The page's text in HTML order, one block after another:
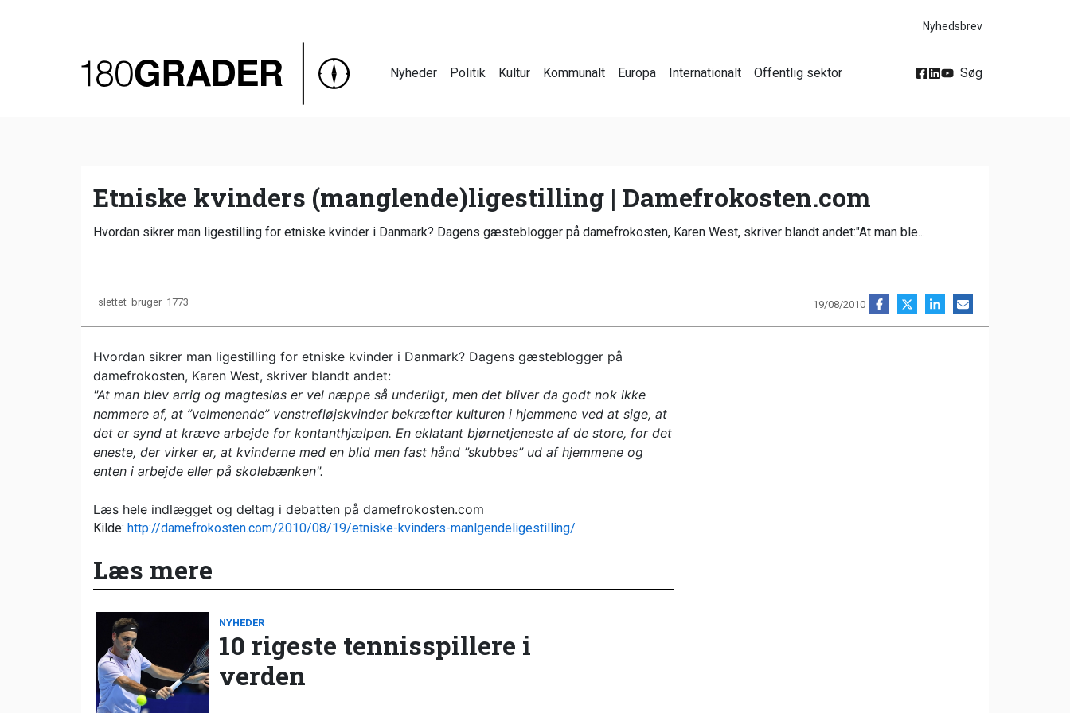
Nyhedsbrev
Nyheder Politik Kultur Kommunalt Europa Internationalt Offentlig sektor Søg
Etniske kvinders (manglende)ligestilling | Damefrokosten.com
Hvordan sikrer man ligestilling for etniske kvinder i Danmark? Dagens gæsteblogger på damefrokosten, Karen West, skriver blandt andet:"At man ble...
_slettet_bruger_1773 19/08/2010
Hvordan sikrer man ligestilling for etniske kvinder i Danmark? Dagens gæsteblogger på
damefrokosten, Karen West, skriver blandt andet:
"At man blev arrig og magtesløs er vel næppe så underligt, men det bliver da godt nok ikke
nemmere af, at ”velmenende” venstrefløjskvinder bekræfter kulturen i hjemmene ved at sige, at
det er synd at kræve arbejde for kontanthjælpen. En eklatant bjørnetjeneste af de store, for det
eneste, der virker er, at kvinderne med en blid men fast hånd ”skubbes” ud af hjemmene og
enten i arbejde eller på skolebænken".
Læs hele indlægget og deltag i debatten på damefrokosten.com
Kilde: http://damefrokosten.com/2010/08/19/etniske-kvinders-manlgendeligestilling/
Læs mere
NYHEDER
10 rigeste tennisspillere i
verden